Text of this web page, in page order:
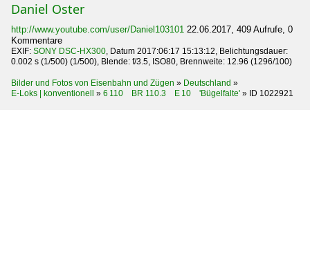
Daniel Oster
http://www.youtube.com/user/Daniel103101 22.06.2017, 409 Aufrufe, 0
Kommentare
EXIF: SONY DSC-HX300, Datum 2017:06:17 15:13:12, Belichtungsdauer:
0.002 s (1/500) (1/500), Blende: f/3.5, ISO80, Brennweite: 12.96 (1296/100)
Bilder und Fotos von Eisenbahn und Zügen » Deutschland »
E-Loks | konventionell
» 6 110 BR 110.3 E 10 'Bügelfalte' » ID 1022921